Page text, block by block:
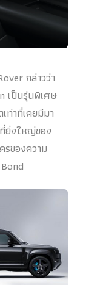
กล่าวว่า
เป็นรุ่นพิเศษ
ท่าที่เคยมีมา
ยิ่งใหญ่ของ
รของความ